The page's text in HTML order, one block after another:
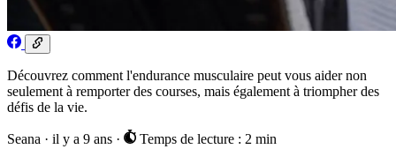
Découvrez comment l'endurance musculaire peut vous aider non
seulement à remporter des courses, mais également à triompher des
défis de la vie.
Seana · il y a 9 ans · Temps de lecture : 2 min